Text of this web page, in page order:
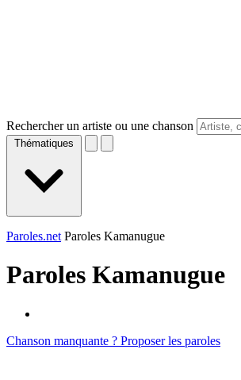
Rechercher un artiste ou une chanson
Thématiques
Paroles.net Paroles Kamanugue
Paroles Kamanugue
Chanson manquante ? Proposer les paroles